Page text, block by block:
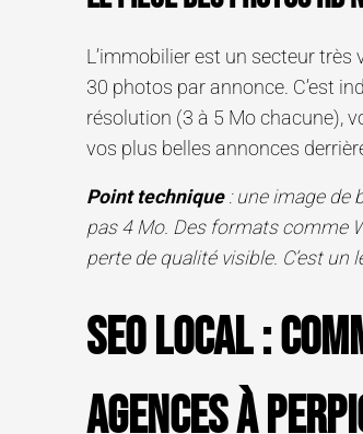
L’immobilier est un secteur
30 photos par annonce. C’est
résolution (3 à 5 Mo chacune),
vos plus belles annonces
Point technique: une image de
pas 4 Mo. Des formats comme
perte de qualité visible. C’est
SEO local :
agences à